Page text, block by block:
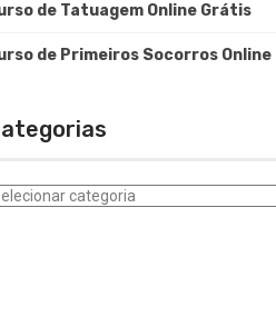
de Tatuagem Online Grátis
de Primeiros Socorros